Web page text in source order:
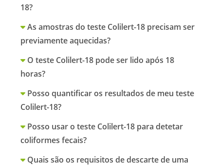
18?
As amostras do teste Colilert-18 precisam ser
previamente aquecidas?
O teste Colilert-18 pode ser lido após 18
horas?
Posso quantificar os resultados de meu teste
Colilert-18?
Posso usar o teste Colilert-18 para detetar
coliformes fecais?
Quais são os requisitos de descarte de uma